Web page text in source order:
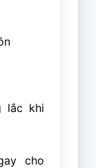
lắc khi
cho